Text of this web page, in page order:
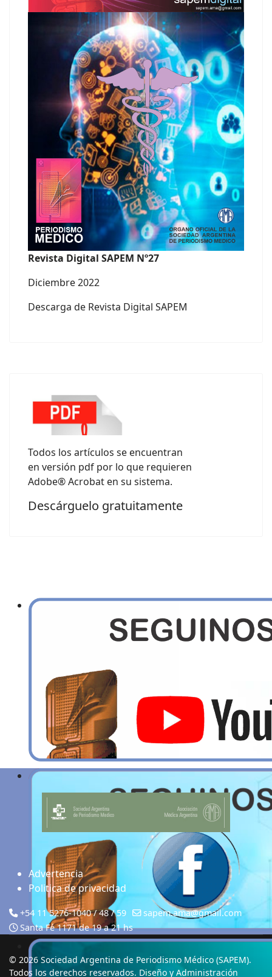
Revista Digital SAPEM Nº27
Diciembre 2022
Descarga de Revista Digital SAPEM
Todos los artículos se encuentran
en versión pdf por lo que requieren
Adobe® Acrobat en su sistema.
Descárguelo gratuitamente
Advertencia
Politica de privacidad
+54 11 5276-1040 / 48 / 59
sapem.ama@gmail.com
Santa Fé 1171 de 19 a 21 hs
© 2026 Sociedad Argentina de Periodismo Médico (SAPEM).
Todos los derechos reservados. Diseño y Administración